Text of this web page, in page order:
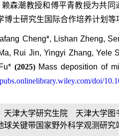
赖森潮教授和傅平青教授为共
博士研究生国际合作培养计划等
Cheng*, Lishan Zheng,
Rui Jin, Yingyi Zhang, Yele
(2025)Mass deposition of
doi/
天津大学研究生院 天津大学图
球关键带国家野外科学观测研究